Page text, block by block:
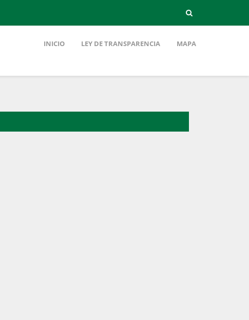
INICIO LEY DE TRANSPARENCIA MAPA